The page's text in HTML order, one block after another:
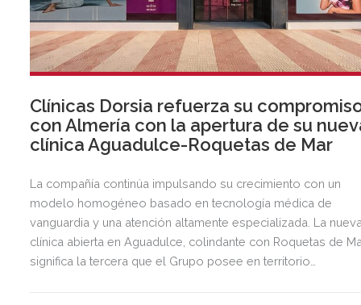
Clínicas Dorsia refuerza su
con Almería con la apertura de su
clínica Aguadulce-Roquetas de Mar
La compañía continúa impulsando su crecimiento con un
modelo homogéneo basado en tecnología médica de
vanguardia y una atención altamente especializada. La
clínica abierta en Aguadulce, colindante con Roquetas de
significa la tercera que el Grupo posee en territorio